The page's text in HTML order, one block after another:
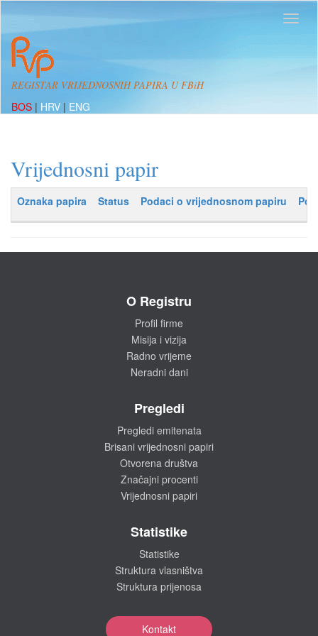
REGISTAR VRIJEDNOSNIH PAPIRA U FBiH
BOS | HRV | ENG
Vrijednosni papir
Oznaka papira Status Podaci o vrijednosnom papiru
O Registru
Profil firme
Misija i vizija
Radno vrijeme
Neradni dani
Pregledi
Pregledi emitenata
Brisani vrijednosni papiri
Otvorena društva
Značajni procenti
Vrijednosni papiri
Statistike
Statistike
Struktura vlasništva
Struktura prijenosa
Kontakt